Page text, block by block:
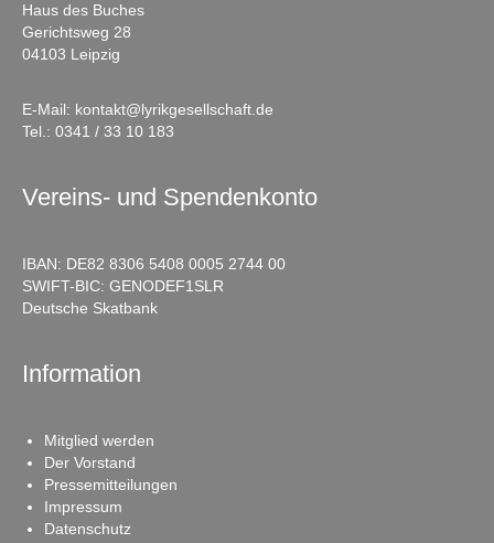
Haus des Buches
Gerichtsweg 28
04103 Leipzig
E-Mail: kontakt@lyrikgesellschaft.de
Tel.: 0341 / 33 10 183
Vereins- und Spendenkonto
IBAN: DE82 8306 5408 0005 2744 00
SWIFT-BIC: GENODEF1SLR
Deutsche Skatbank
Information
Mitglied werden
Der Vorstand
Pressemitteilungen
Impressum
Datenschutz